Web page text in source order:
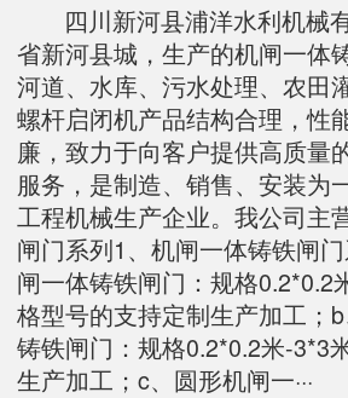
四川新河县浦洋水利机械
省新河县城，生产的机闸一体
河道、水库、污水处理、农田
螺杆启闭机产品结构合理，性
廉，致力于向客户提供高质量
服务，是制造、销售、安装为
工程机械生产企业。我公司主
闸门系列1、机闸一体铸铁闸
闸一体铸铁闸门：规格0.2*0.2
格型号的支持定制生产加工；
铸铁闸门：规格0.2*0.2米-3*3
生产加工；c、圆形机闸一···